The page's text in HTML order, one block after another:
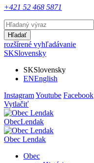
+421 52 468 5871
Hľadať
rozšírené vyhľadávanie
SKSlovensky
SKSlovensky
ENEnglish
InstagramYoutube Facebook
Vytlačiť
ObecLendak
Obec Lendak
Obec